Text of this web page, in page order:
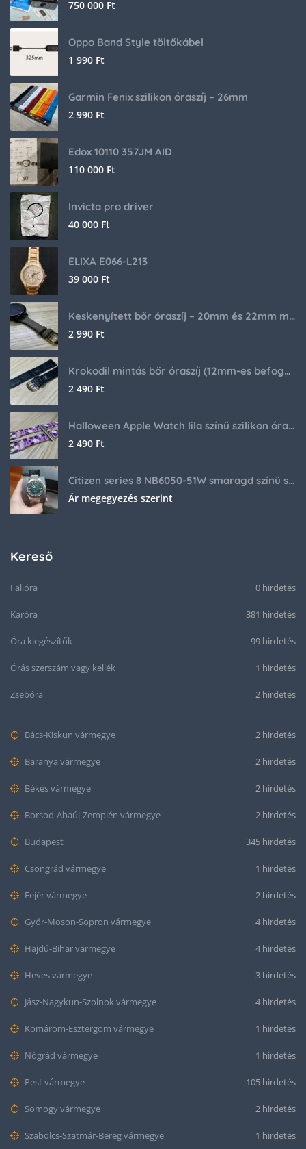
750 000 Ft
Oppo Band Style töltőkábel
1 990 Ft
Garmin Fenix szilikon óraszíj – 26mm
2 990 Ft
Edox 10110 357JM AID
110 000 Ft
Invicta pro driver
40 000 Ft
ELIXA E066-L213
39 000 Ft
Keskenyített bőr óraszíj – 20mm és 22mm méretben
2 990 Ft
Krokodil mintás bőr óraszíj (12mm-es befogóval rendelkező órához)
2 490 Ft
Halloween Apple Watch lila színű szilikon óraszíj
2 490 Ft
Citizen series 8 NB6050-51W smaragd színű számlappal
Ár megegyezés szerint
Kereső
Falióra 0 hirdetés
Karóra 381 hirdetés
Óra kiegészítők 99 hirdetés
Órás szerszám vagy kellék 1 hirdetés
Zsebóra 2 hirdetés
Bács-Kiskun vármegye 2 hirdetés
Baranya vármegye 2 hirdetés
Békés vármegye 2 hirdetés
Borsod-Abaúj-Zemplén vármegye 2 hirdetés
Budapest 345 hirdetés
Csongrád vármegye 1 hirdetés
Fejér vármegye 2 hirdetés
Győr-Moson-Sopron vármegye 4 hirdetés
Hajdú-Bihar vármegye 4 hirdetés
Heves vármegye 3 hirdetés
Jász-Nagykun-Szolnok vármegye 4 hirdetés
Komárom-Esztergom vármegye 1 hirdetés
Nógrád vármegye 1 hirdetés
Pest vármegye 105 hirdetés
Somogy vármegye 2 hirdetés
Szabolcs-Szatmár-Bereg vármegye 1 hirdetés